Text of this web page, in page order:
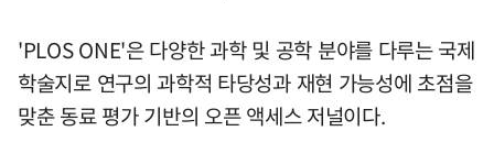
'PLOS ONE'은 다양한 과학 및 공학 분야를 다루는 국제
학술지로 연구의 과학적 타당성과 재현 가능성에 초점을
맞춘 동료 평가 기반의 오픈 액세스 저널이다.